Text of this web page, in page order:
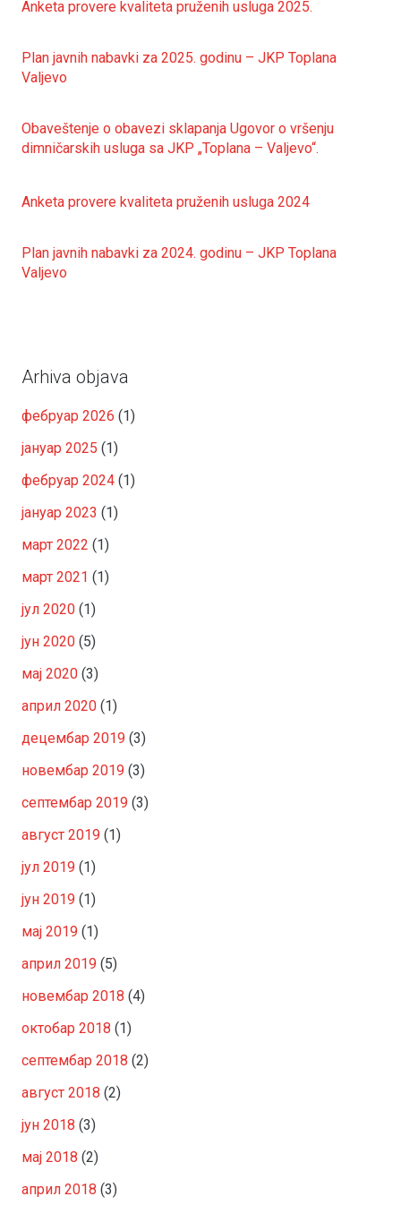
Anketa provere kvaliteta pruženih usluga 2025.
Plan javnih nabavki za 2025. godinu – JKP Toplana
Valjevo
Obaveštenje o obavezi sklapanja Ugovor o vršenju
dimničarskih usluga sa JKP „Toplana – Valjevo“.
Anketa provere kvaliteta pruženih usluga 2024
Plan javnih nabavki za 2024. godinu – JKP Toplana
Valjevo
Arhiva objava
фебруар 2026 (1)
јануар 2025 (1)
фебруар 2024 (1)
јануар 2023 (1)
март 2022 (1)
март 2021 (1)
јул 2020 (1)
јун 2020 (5)
мај 2020 (3)
април 2020 (1)
децембар 2019 (3)
новембар 2019 (3)
септембар 2019 (3)
август 2019 (1)
јул 2019 (1)
јун 2019 (1)
мај 2019 (1)
април 2019 (5)
новембар 2018 (4)
октобар 2018 (1)
септембар 2018 (2)
август 2018 (2)
јун 2018 (3)
мај 2018 (2)
април 2018 (3)